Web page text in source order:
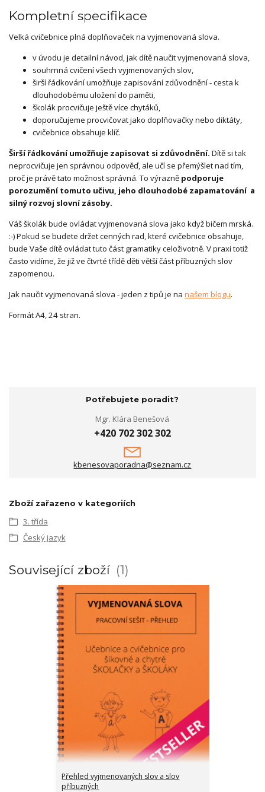
Kompletní specifikace
Velká cvičebnice plná doplňovaček na vyjmenovaná slova.
v úvodu je detailní návod, jak dítě naučit vyjmenovaná slova,
souhrnná cvičení všech vyjmenovaných slov,
širší řádkování umožňuje zapisování zdůvodnění - cesta k
dlouhodobému uložení do paměti,
školák procvičuje ještě více chytáků,
doporučujeme procvičovat jako doplňovačky nebo diktáty,
cvičebnice obsahuje klíč.
Širší řádkování umožňuje zapisovat si zdůvodnění. Dítě si tak
neprocvičuje jen správnou odpověď, ale učí se přemýšlet nad tím,
proč je právě tato možnost správná. To výrazně podporuje
porozumění tomuto učivu, jeho dlouhodobé zapamatování a
silný rozvoj slovní zásoby.
Váš školák bude ovládat vyjmenovaná slova jako když bičem mrská.
:-) Pokud se budete držet cenných rad, které cvičebnice obsahuje,
bude Vaše dítě ovládat tuto část gramatiky celoživotně. V praxi totiž
často vidíme, že již ve čtvrté třídě děti větší část příbuzných slov
zapomenou.
Jak naučit vyjmenovaná slova - jeden z tipů je na našem blogu.
Formát A4, 24 stran.
Potřebujete poradit?
Mgr. Klára Benešová
+420 702 302 302
kbenesovaporadna@seznam.cz
Zboží zařazeno v kategoriích
3. třída
Český jazyk
Související zboží 1
Přehled vyjmenovaných slov a slov
příbuzných